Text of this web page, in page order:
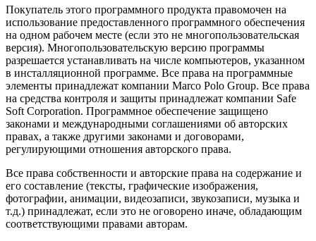
Покупатель этого программного продукта правомочен на
использование предоставленного программного обеспечения
на одном рабочем месте (если это не многопользовательская
версия). Многопользовательскую версию программы
разрешается устанавливать на числе компьютеров, указанном
в инсталляционной программе. Все права на программные
элементы принадлежат компании Marco Polo Group. Все права
на средства контроля и защиты принадлежат компании Safe
Soft Corporation. Программное обеспечение защищено
законами и международными соглашениями об авторских
правах, а также другими законами и договорами,
регулирующими отношения авторского права.
Все права собственности и авторские права на содержание и
его составление (тексты, графические изображения,
фотографии, анимации, видеозаписи, звукозаписи, музыка и
т.д.) принадлежат, если это не оговорено иначе, обладающим
соответствующими правами авторам.